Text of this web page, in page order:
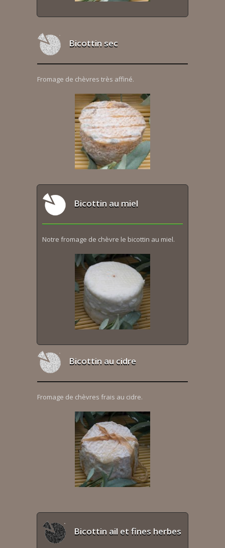
Bicottin sec
Fromage de chèvres très affiné.
Bicottin au miel
Notre fromage de chèvre le bicottin au miel.
Bicottin au cidre
Fromage de chèvres frais au cidre.
Bicottin ail et fines herbes